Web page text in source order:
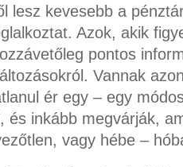
lesz kevesebb a
Azok, akik
pontos
Vannak
ér egy – egy
és inkább megvárják,
vagy hébe –